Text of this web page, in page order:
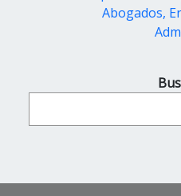
Abogados,